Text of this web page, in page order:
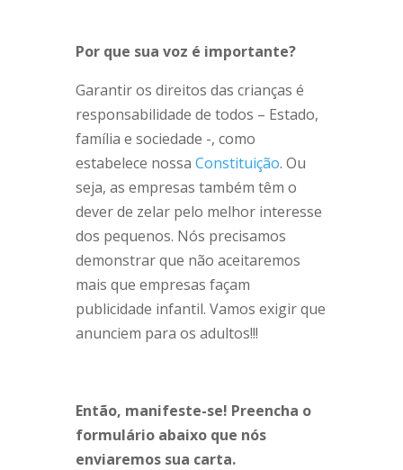
Por que sua voz é importante?
Garantir os direitos das crianças é
responsabilidade de todos – Estado,
família e sociedade -, como
estabelece nossa Constituição. Ou
seja, as empresas também têm o
dever de zelar pelo melhor interesse
dos pequenos. Nós precisamos
demonstrar que não aceitaremos
mais que empresas façam
publicidade infantil. Vamos exigir que
anunciem para os adultos!!!
Então, manifeste-se! Preencha o
formulário abaixo que nós
enviaremos sua carta.